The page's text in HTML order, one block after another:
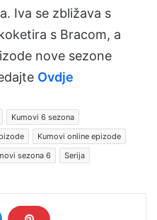
Iva se zbližava s
s Bracom, a
nove sezone
Ovdje
Kumovi 6 sezona
Kumovi online epizode
sezona 6
Serija